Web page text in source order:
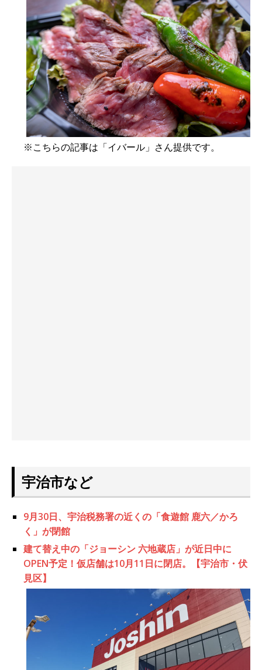
※こちらの記事は「イバール」さん提供です。
宇治市など
9月30日、宇治税務署の近くの「食遊館 鹿六／かろ
く」が閉館
建て替え中の「ジョーシン 六地蔵店」が近日中に
OPEN予定！仮店舗は10月11日に閉店。【宇治市・伏
見区】